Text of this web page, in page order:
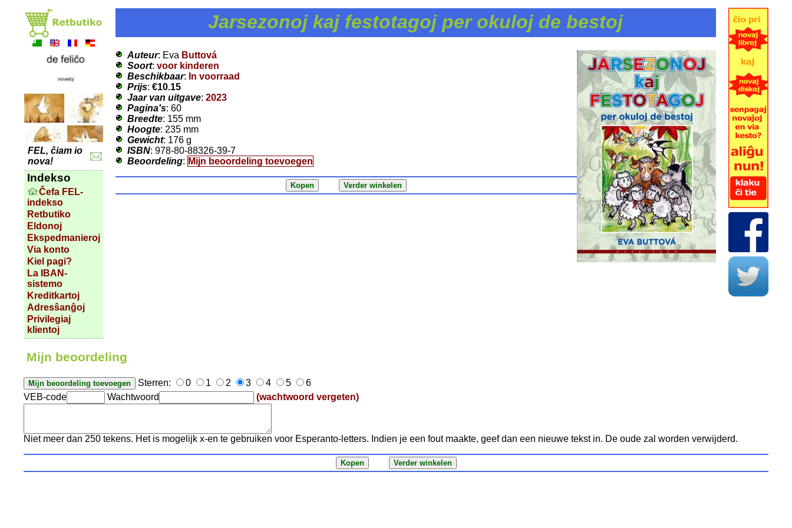
FEL, ĉiam io
nova!
Indekso
Ĉefa FEL-
indekso
Retbutiko
Eldonoj
Ekspedmanieroj
Via konto
Kiel pagi?
La IBAN-
sistemo
Kreditkartoj
Adresŝanĝoj
Privilegiaj
klientoj
Jarsezonoj kaj festotagoj per okuloj de bestoj
Auteur: Eva Buttová
Soort: voor kinderen
Beschikbaar: In voorraad
Prijs: €10.15
Jaar van uitgave: 2023
Pagina's: 60
Breedte: 155 mm
Hoogte: 235 mm
Gewicht: 176 g
ISBN: 978-80-88326-39-7
Beoordeling: Mijn beoordeling toevoegen
Mijn beoordeling
Sterren: 0 1 2 3 4 5
6
VEB-code
Wachtwoord (wachtwoord vergeten)
Niet meer dan 250 tekens. Het is mogelijk x-en te gebruiken voor Esperanto-letters. Indien je een fout maakte, geef dan een nieuwe tekst in. De oude zal worden verwijderd.